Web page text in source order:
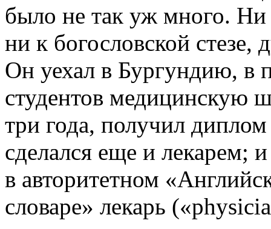
было не так уж много. Ни
ни к богословской стезе,
Он уехал в Бургундию, в
студентов медицинскую
три года, получил
сделался еще и лекарем;
в авторитетном
словаре» лекарь